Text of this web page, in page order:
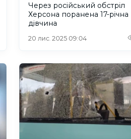
Через російський обстріл
Херсона поранена 17-річна
дівчина
20 лис. 2025 09:04